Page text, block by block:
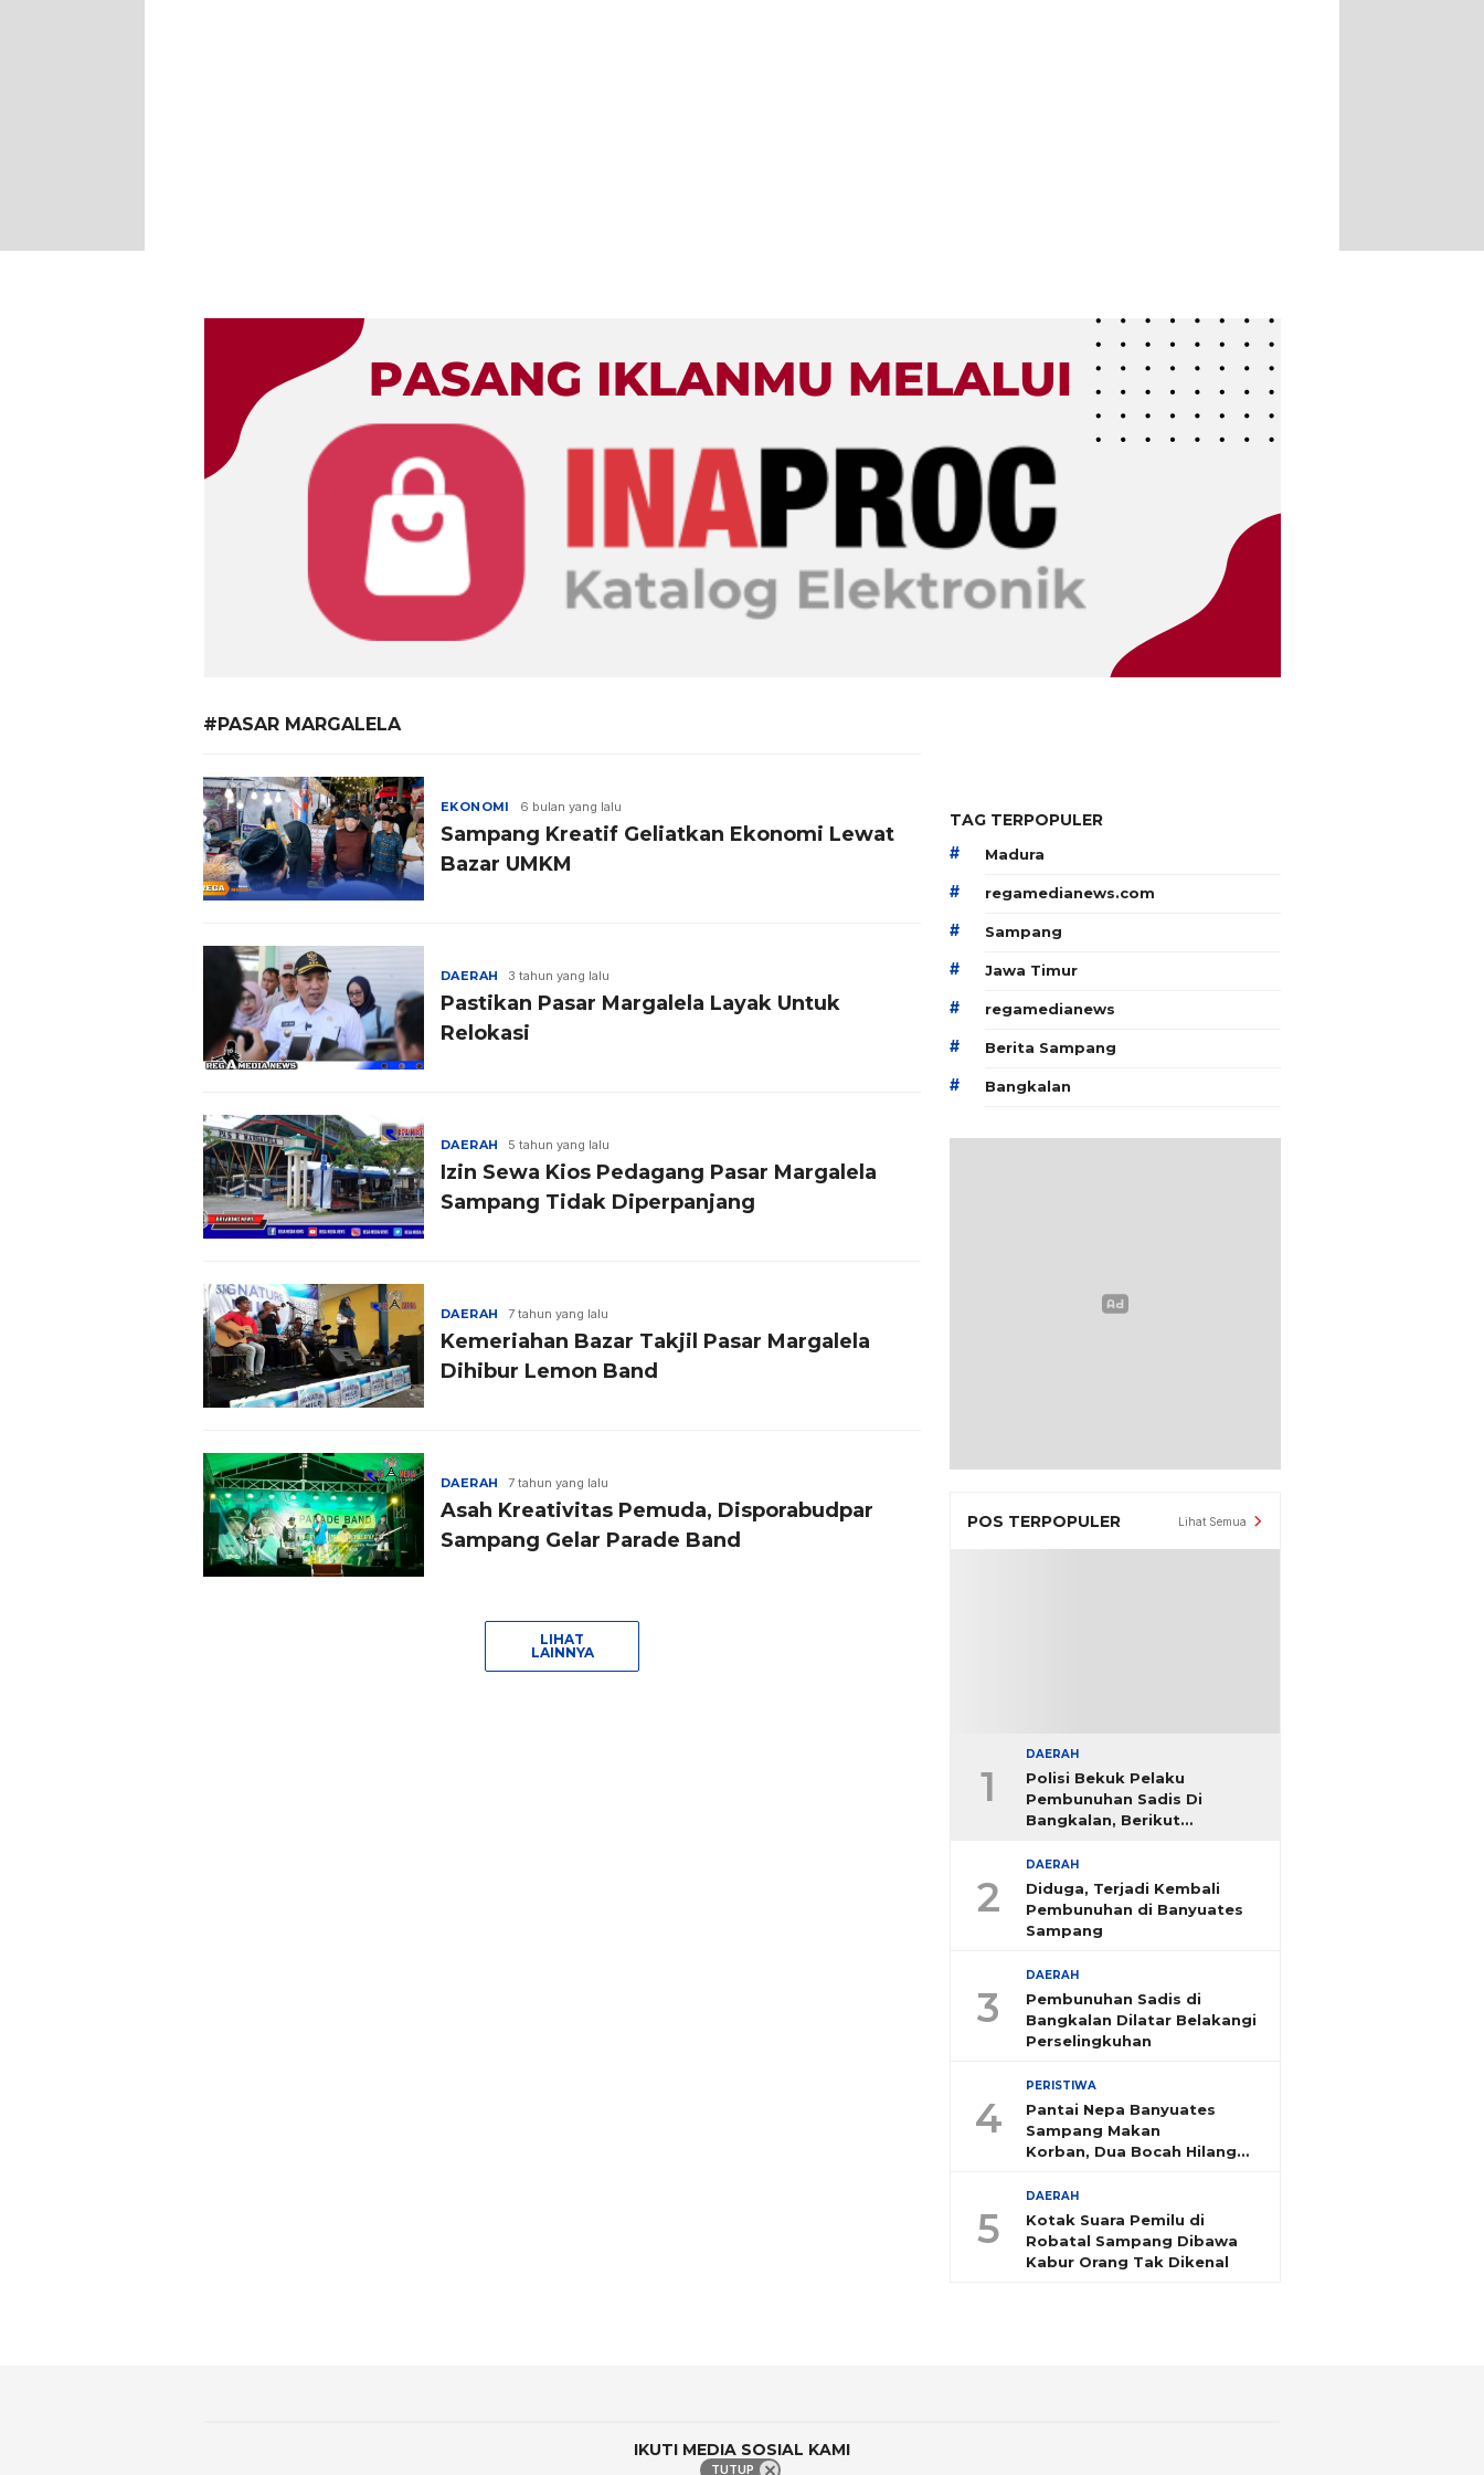
#PASAR MARGALELA
EKONOMI 6 bulan yang lalu
Sampang Kreatif Geliatkan Ekonomi Lewat
Bazar UMKM
DAERAH 3 tahun yang lalu
Pastikan Pasar Margalela Layak Untuk
Relokasi
DAERAH 5 tahun yang lalu
Izin Sewa Kios Pedagang Pasar Margalela
Sampang Tidak Diperpanjang
DAERAH 7 tahun yang lalu
Kemeriahan Bazar Takjil Pasar Margalela
Dihibur Lemon Band
DAERAH 7 tahun yang lalu
Asah Kreativitas Pemuda, Disporabudpar
Sampang Gelar Parade Band
LIHAT
LAINNYA
TAG TERPOPULER
# Madura
# regamedianews.com
# Sampang
# Jawa Timur
# regamedianews
# Berita Sampang
# Bangkalan
POS TERPOPULER Lihat Semua
1
DAERAH
Polisi Bekuk Pelaku
Pembunuhan Sadis Di
Bangkalan, Berikut
2
DAERAH
Diduga, Terjadi Kembali
Pembunuhan di Banyuates
Sampang
3
DAERAH
Pembunuhan Sadis di
Bangkalan Dilatar Belakangi
Perselingkuhan
4
PERISTIWA
Pantai Nepa Banyuates
Sampang Makan
Korban, Dua Bocah Hilang
5
DAERAH
Kotak Suara Pemilu di
Robatal Sampang Dibawa
Kabur Orang Tak Dikenal
IKUTI MEDIA SOSIAL KAMI
TUTUP